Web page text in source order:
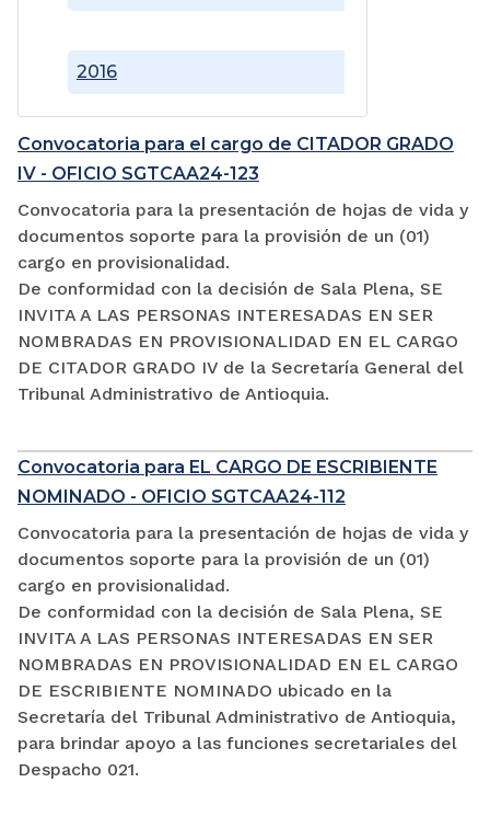
2016
Convocatoria para el cargo de CITADOR GRADO
IV - OFICIO SGTCAA24-123
Convocatoria para la presentación de hojas de vida y
documentos soporte para la provisión de un (01)
cargo en provisionalidad.
De conformidad con la decisión de Sala Plena, SE
INVITA A LAS PERSONAS INTERESADAS EN SER
NOMBRADAS EN PROVISIONALIDAD EN EL CARGO
DE CITADOR GRADO IV de la Secretaría General del
Tribunal Administrativo de Antioquia.
Convocatoria para EL CARGO DE ESCRIBIENTE
NOMINADO - OFICIO SGTCAA24-112
Convocatoria para la presentación de hojas de vida y
documentos soporte para la provisión de un (01)
cargo en provisionalidad.
De conformidad con la decisión de Sala Plena, SE
INVITA A LAS PERSONAS INTERESADAS EN SER
NOMBRADAS EN PROVISIONALIDAD EN EL CARGO
DE ESCRIBIENTE NOMINADO ubicado en la
Secretaría del Tribunal Administrativo de Antioquia,
para brindar apoyo a las funciones secretariales del
Despacho 021.